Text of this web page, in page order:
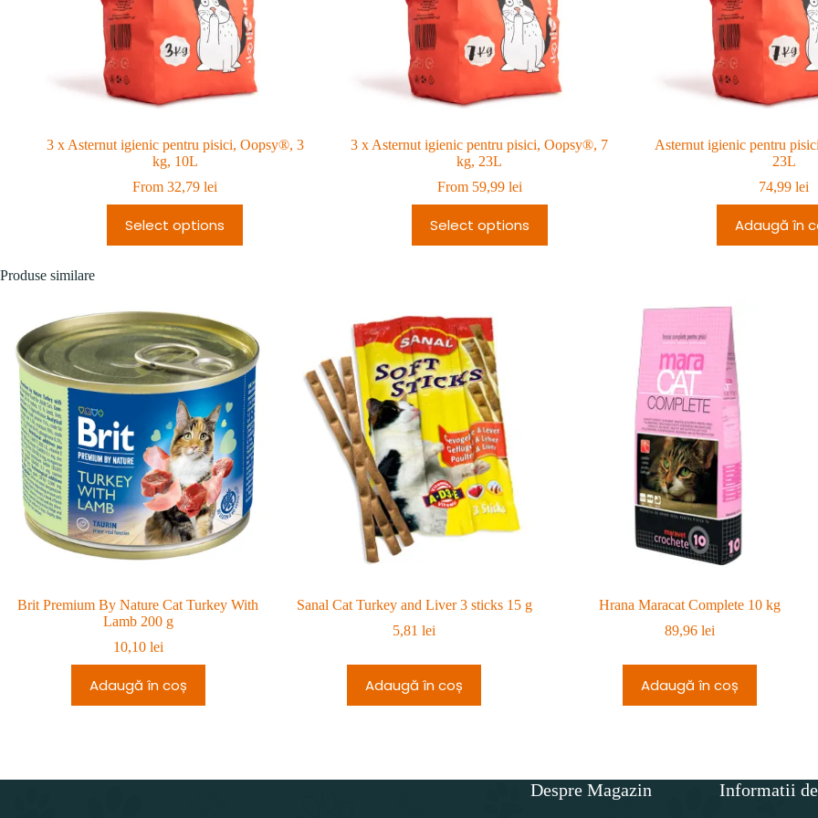
3 x Asternut igienic pentru pisici, Oopsy®, 3
kg, 10L
From 32,79lei
Select options
3 x Asternut igienic pentru pisici, Oopsy®, 7
kg, 23L
From 59,99 lei
Select options
Asternut igienic pentru
23L
74,99lei
Adaugă în
Produse similare
Brit Premium By Nature Cat Turkey With
Lamb 200 g
10,10 lei
Adaugă în coș
Sanal Cat Turkey and Liver 3 sticks 15 g
5,81lei
Adaugă în coș
Hrana Maracat Complete 10 kg
89,96lei
Adaugă în coș
Despre Magazin Informatii